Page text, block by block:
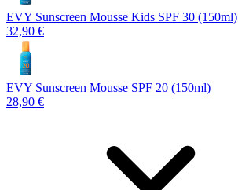
EVY Sunscreen Mousse Kids SPF 30 (150ml)
32,90 €
EVY Sunscreen Mousse SPF 20 (150ml)
28,90 €